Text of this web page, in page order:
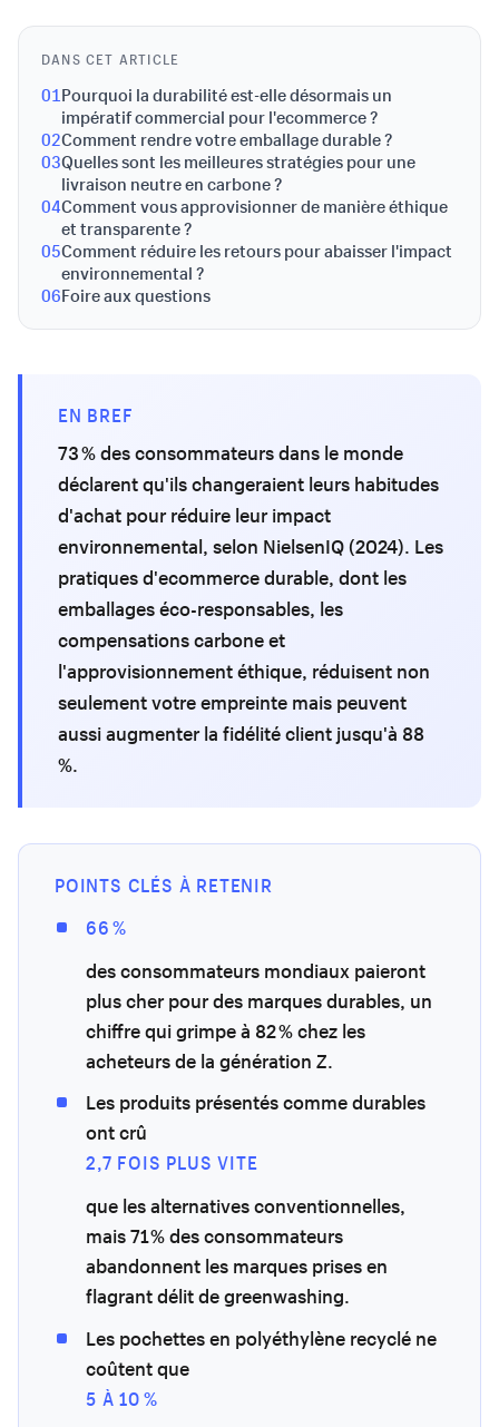
DANS CET ARTICLE
01Pourquoi la durabilité est-elle désormais un
impératif commercial pour l'ecommerce ?
02Comment rendre votre emballage durable ?
03Quelles sont les meilleures stratégies pour une
livraison neutre en carbone ?
04Comment vous approvisionner de manière éthique
et transparente ?
05Comment réduire les retours pour abaisser l'impact
environnemental ?
06Foire aux questions
EN BREF
73 % des consommateurs dans le monde
déclarent qu'ils changeraient leurs habitudes
d'achat pour réduire leur impact
environnemental, selon NielsenIQ (2024). Les
pratiques d'ecommerce durable, dont les
emballages éco-responsables, les
compensations carbone et
l'approvisionnement éthique, réduisent non
seulement votre empreinte mais peuvent
aussi augmenter la fidélité client jusqu'à 88
%.
POINTS CLÉS À RETENIR
66 %
des consommateurs mondiaux paieront
plus cher pour des marques durables, un
chiffre qui grimpe à 82 % chez les
acheteurs de la génération Z.
Les produits présentés comme durables
ont crû
2,7 FOIS PLUS VITE
que les alternatives conventionnelles,
mais 71 % des consommateurs
abandonnent les marques prises en
flagrant délit de greenwashing.
Les pochettes en polyéthylène recyclé ne
coûtent que
5 À 10 %